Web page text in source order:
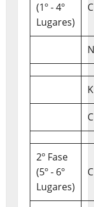
(1º - 4º
Lugares)
2º Fase
(5º - 6º
Lugares)